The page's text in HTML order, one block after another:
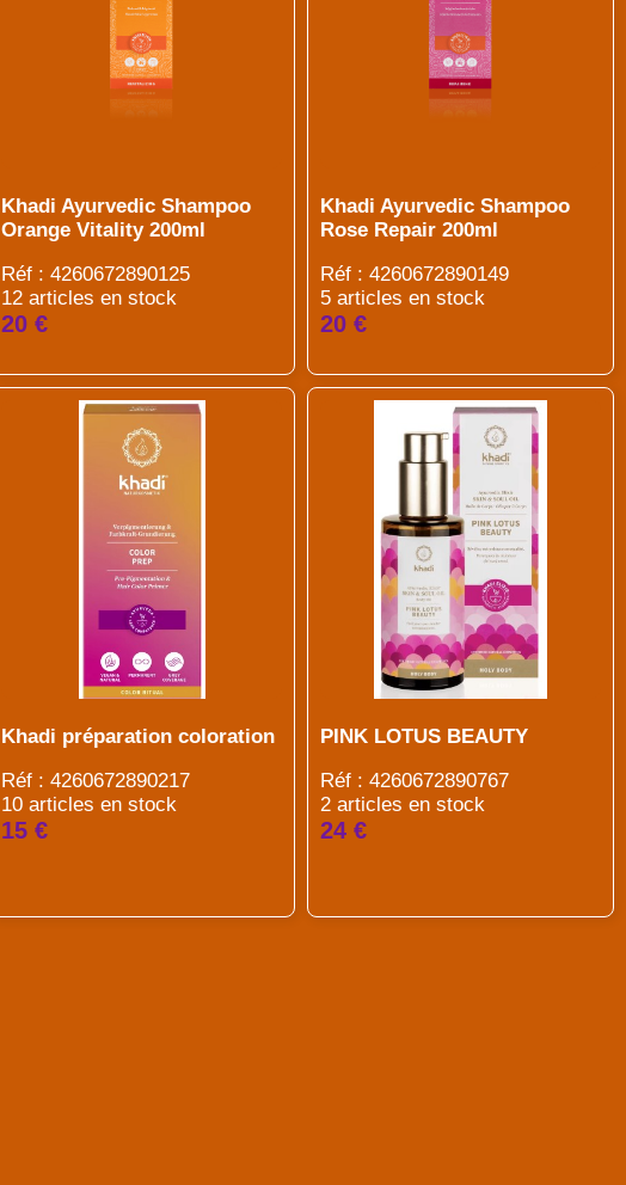
Khadi Ayurvedic Shampoo
Orange Vitality 200ml
Réf : 4260672890125
12 articles en stock
20 €
Khadi Ayurvedic Shampoo
Rose Repair 200ml
Réf : 4260672890149
5 articles en stock
20 €
Khadi préparation coloration
Réf : 4260672890217
10 articles en stock
15 €
PINK LOTUS BEAUTY
Réf : 4260672890767
2 articles en stock
24 €